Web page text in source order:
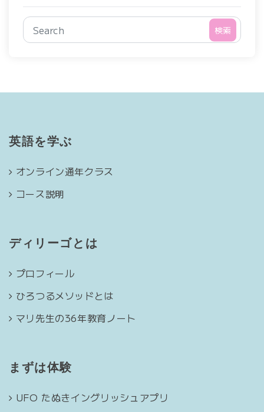
検索
英語を学ぶ
オンライン通年クラス
コース説明
ディリーゴとは
プロフィール
ひろつるメソッドとは
マリ先生の36年教育ノート
まずは体験
UFO たぬきイングリッシュアプリ